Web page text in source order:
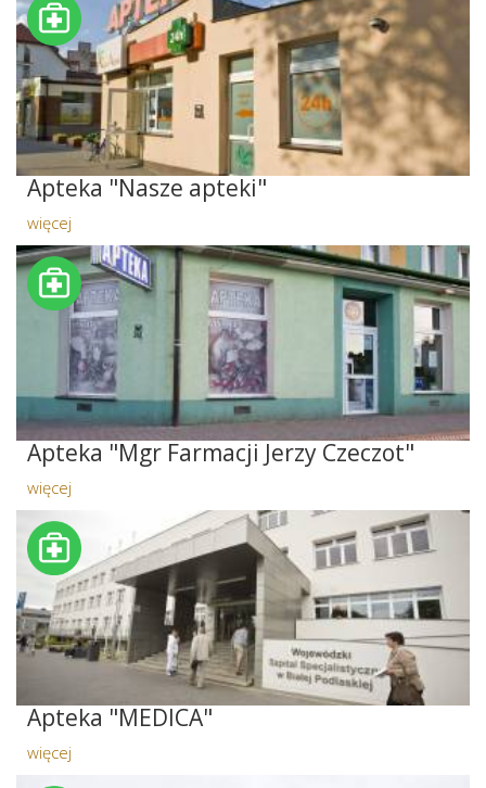
Apteka "Nasze apteki"
więcej
Apteka "Mgr Farmacji Jerzy Czeczot"
więcej
Apteka "MEDICA"
więcej